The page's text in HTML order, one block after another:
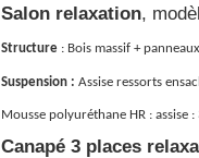
Salon relaxation,
Structure : Bois massif +
Suspension : Assise ressorts
Mousse polyuréthane HR : assise
Canapé 3 places